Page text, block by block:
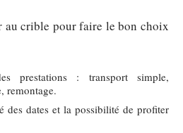
au crible pour faire le bon choix
prestations : transport simple,
remontage.
des dates et la possibilité de profiter